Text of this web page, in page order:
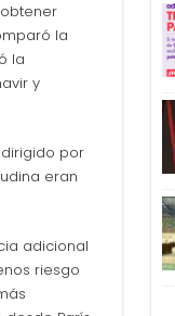
la
la
y
dirigido por
eran
adicional
riesgo